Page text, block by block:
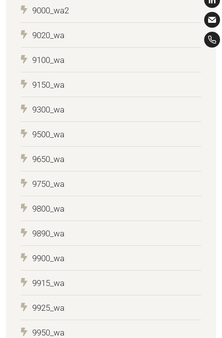
9000_wa2
9020_wa
9100_wa
9150_wa
9300_wa
9500_wa
9650_wa
9750_wa
9800_wa
9890_wa
9900_wa
9915_wa
9925_wa
9950_wa